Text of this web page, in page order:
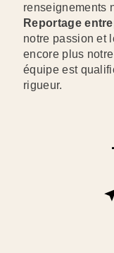
renseignements
Reportage
notre passion et
encore plus
équipe est
rigueur.